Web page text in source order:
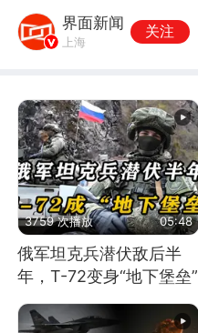
界面新闻
上海
关注
3759 次播放 05:48
俄军坦克兵潜伏敌后半
年，T-72变身“地下堡垒”